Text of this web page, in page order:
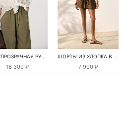
ПОЛУПРОЗРАЧНАЯ РУБАШКА С РОМАШКАМИ
18 300 ₽
ШОРТЫ ИЗ ХЛОПКА В КЛЕТКУ
7 900 ₽